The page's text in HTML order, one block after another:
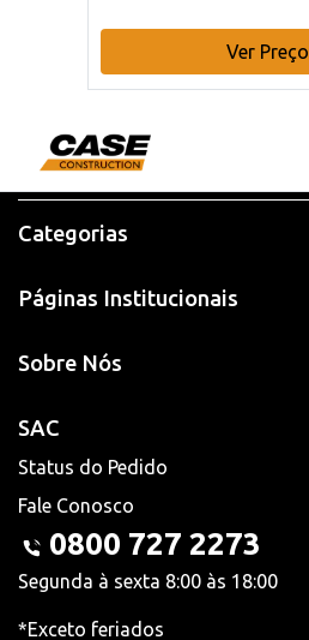
Ver Preço
Categorias
Páginas Institucionais
Sobre Nós
SAC
Status do Pedido
Fale Conosco
0800 727 2273
Segunda à sexta 8:00 às 18:00
*Exceto feriados